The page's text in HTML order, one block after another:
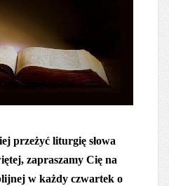
przeżyć liturgię słowa
zapraszamy Cię na
w każdy czwartek o